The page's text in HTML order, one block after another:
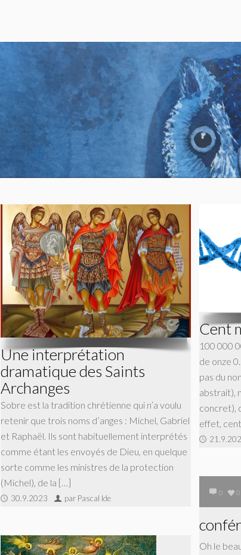
Une interprétation
dramatique des Saints
Archanges
Sobre est la tradition chrétienne qui n’a voulu
retenir que trois noms d’anges : Michel, Gabriel
et Raphaël. Ils sont habituellement interprétés
comme étant les envoyés de Dieu, en quelque
sorte comme les ministres de la protection
(Michel), de la […]
30.9.2023 par Pascal Ide
Cent
100 000
de onze
pas du
abstrait),
concret),
effet,
0 0
Oh le